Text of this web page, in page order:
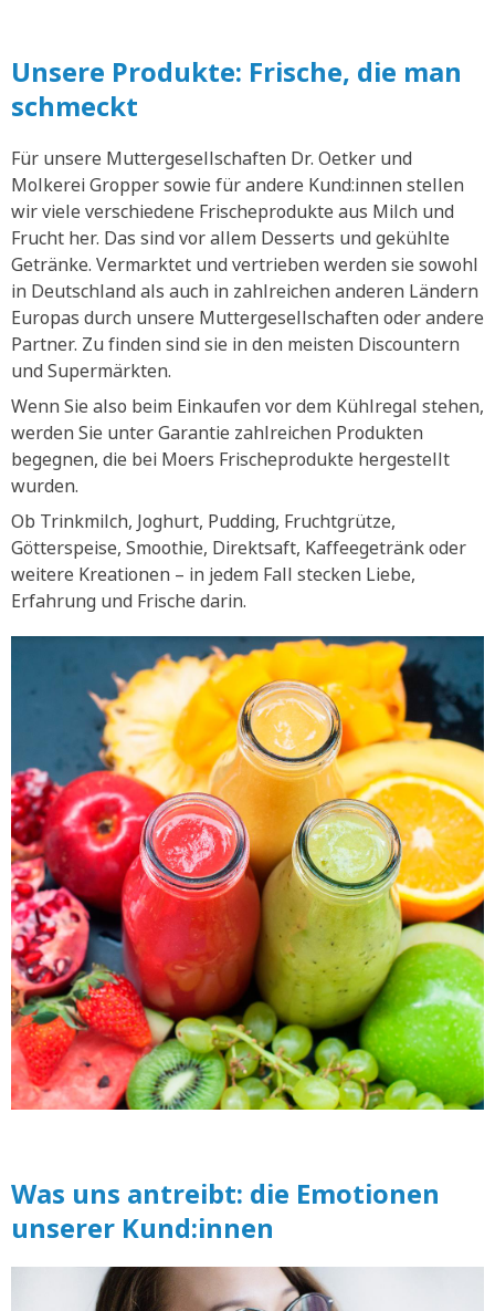
Unsere Produkte: Frische, die man
schmeckt
Für unsere Muttergesellschaften Dr. Oetker und
Molkerei Gropper sowie für andere Kund:innen stellen
wir viele verschiedene Frischeprodukte aus Milch und
Frucht her. Das sind vor allem Desserts und gekühlte
Getränke. Vermarktet und vertrieben werden sie sowohl
in Deutschland als auch in zahlreichen anderen Ländern
Europas durch unsere Muttergesellschaften oder andere
Partner. Zu finden sind sie in den meisten Discountern
und Supermärkten.
Wenn Sie also beim Einkaufen vor dem Kühlregal stehen,
werden Sie unter Garantie zahlreichen Produkten
begegnen, die bei Moers Frischeprodukte hergestellt
wurden.
Ob Trinkmilch, Joghurt, Pudding, Fruchtgrütze,
Götterspeise, Smoothie, Direktsaft, Kaffeegetränk oder
weitere Kreationen – in jedem Fall stecken Liebe,
Erfahrung und Frische darin.
Was uns antreibt: die Emotionen
unserer Kund:innen